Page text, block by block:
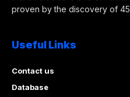
proven by the discovery of
Useful Links
Contact us
Database